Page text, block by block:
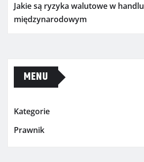
Jakie są ryzyka walutowe w handlu
międzynarodowym
MENU
Kategorie
Prawnik